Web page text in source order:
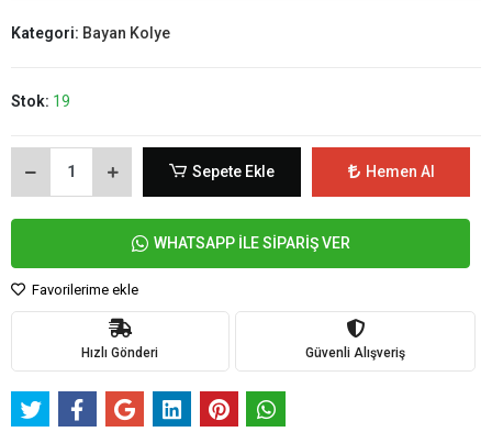
Kategori: Bayan Kolye
Stok: 19
Sepete Ekle Hemen Al
WHATSAPP İLE SİPARİŞ VER
Favorilerime ekle
Hızlı Gönderi Güvenli Alışveriş